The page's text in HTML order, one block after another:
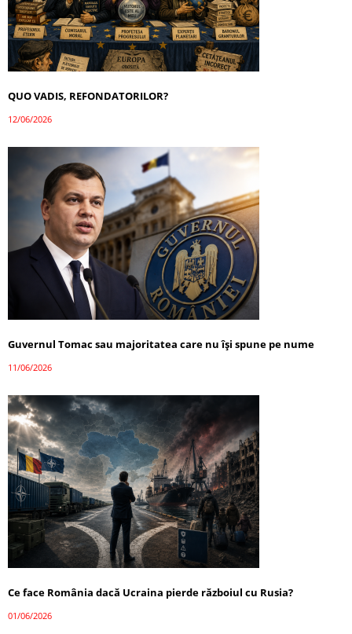
QUO VADIS, REFONDATORILOR?
12/06/2026
Guvernul Tomac sau majoritatea care nu își spune pe nume
11/06/2026
Ce face România dacă Ucraina pierde războiul cu Rusia?
01/06/2026